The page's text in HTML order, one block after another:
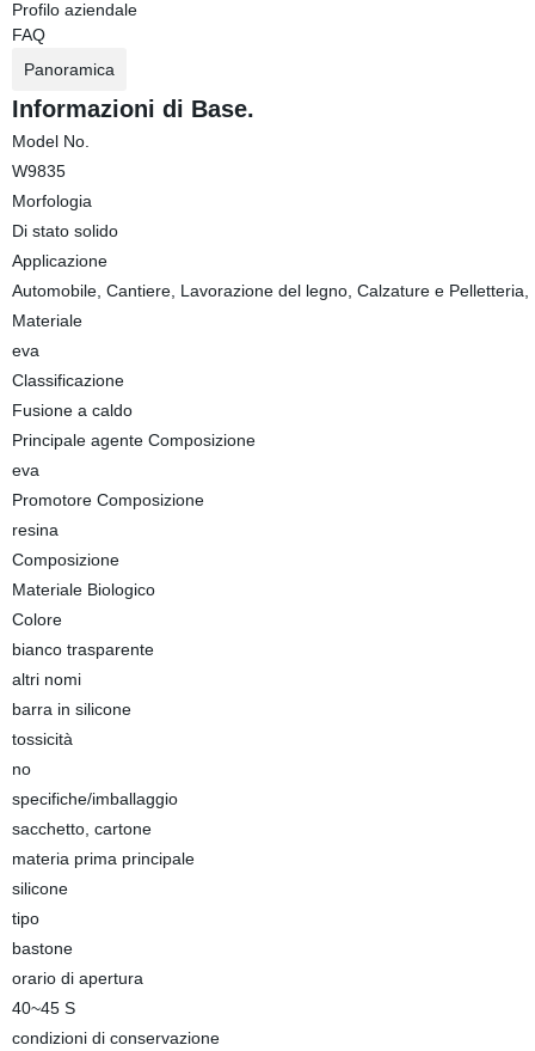
Profilo aziendale
FAQ
Panoramica
Informazioni di Base.
Model No.
W9835
Morfologia
Di stato solido
Applicazione
Automobile, Cantiere, Lavorazione del legno, Calzature e
Materiale
eva
Classificazione
Fusione a caldo
Principale agente Composizione
eva
Promotore Composizione
resina
Composizione
Materiale Biologico
Colore
bianco trasparente
altri nomi
barra in silicone
tossicità
no
specifiche/imballaggio
sacchetto, cartone
materia prima principale
silicone
tipo
bastone
orario di apertura
40~45 S
condizioni di conservazione